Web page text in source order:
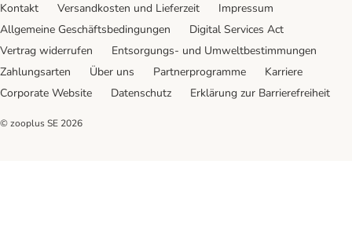
Kontakt Versandkosten und Lieferzeit
Impressum
Allgemeine Geschäftsbedingungen
Digital Services Act
Vertrag widerrufen
Entsorgungs- und Umweltbestimmungen
Zahlungsarten
Über uns Partnerprogramme
Karriere
Corporate Website
Datenschutz Erklärung zur Barrierefreiheit
© zooplus SE 2026